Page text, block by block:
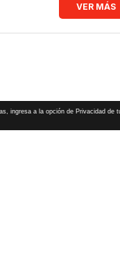
VER MÁS
ingresa a la opción de Privacidad